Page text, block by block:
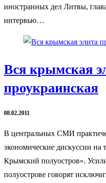
иностранных дел Литвы,
интервью…
Вся крымская
проукраинская
08.02.2011
В центральных СМИ
экономические дискуссии на
Крымский полуостров».
полуострове говорят